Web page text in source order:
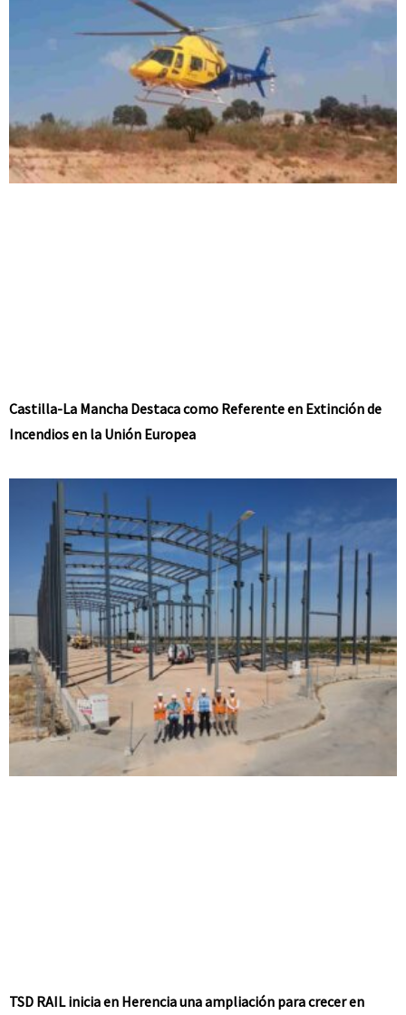
Castilla-La Mancha Destaca como Referente en Extinción de
Incendios en la Unión Europea
TSD RAIL inicia en Herencia una ampliación para crecer en